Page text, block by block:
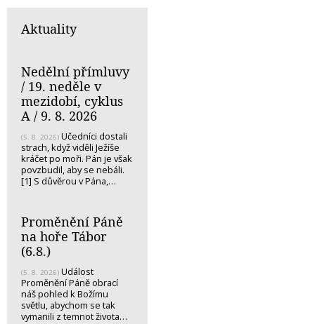
Aktuality
Nedělní přímluvy
/ 19. neděle v
mezidobí, cyklus
A / 9. 8. 2026
(5. 8. 2026) Učedníci dostali
strach, když viděli Ježíše
kráčet po moři. Pán je však
povzbudil, aby se nebáli.
[1] S důvěrou v Pána,…
Proměnění Páně
na hoře Tábor
(6.8.)
(5. 8. 2026) Událost
Proměnění Páně obrací
náš pohled k Božímu
světlu, abychom se tak
vymanili z temnot života…